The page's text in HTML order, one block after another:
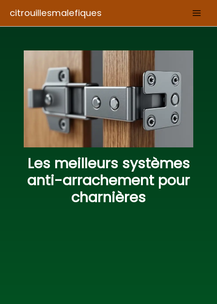
citrouillesmalefiques
Les meilleurs systèmes
anti-arrachement pour
charnières